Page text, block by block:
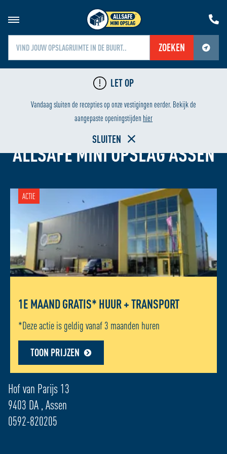
ZOEKEN
Jouw locatiediensten zijn uitgeschakeld.
Schakel jouw locatiediensten in om deze functie te gebruiken.
LET OP
Vandaag sluiten de recepties op onze vestigingen eerder. Bekijk de
aangepaste openingstijden hier
SLUITEN
24/7 BEVEILIGING
GARAGEBOX HUREN
ALLSAFE MINI OPSLAG ASSEN
ACTIE
1E MAAND GRATIS* HUUR + TRANSPORT
*Deze actie is geldig vanaf 3 maanden huren
TOON PRIJZEN
ADRES LOCATIE - ASSEN
Hof van Parijs 13
9403 DA , Assen
0592-820205